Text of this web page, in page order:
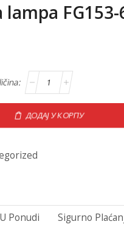
FG153-
ДОДАЈ У КОРПУ
Ponudi Sigurno